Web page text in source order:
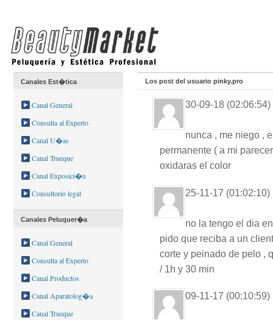
Canales Est�tica
Canal General
Consulta al Experto
Canal U�as
Canal Trueque
Canal Exposici�n
Consultorio legal
Canales Peluquer�a
Canal General
Consulta al Experto
Canal Productos
Canal Aparatolog�a
Canal Trueque
Los post del usuario pinky.pro
30-09-18 (02:06:54)
nunca , me niego ,
permanente ( a mi
oxidaras el color
25-11-17 (01:02:10)
no la tengo el dia
pido que reciba a un
corte y peinado de pelo ,
/ 1h y 30 min
09-11-17 (00:10:59)